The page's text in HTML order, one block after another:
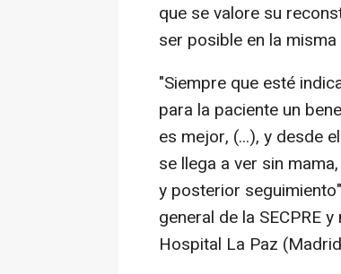
que se valore su
ser posible en la
"Siempre que esté
para la paciente un
es mejor, (...), y desde
se llega a ver sin
y posterior
general de la SECPRE
Hospital La Paz